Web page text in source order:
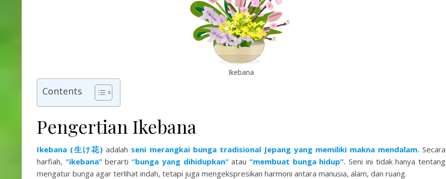
Ikebana
Contents
Pengertian Ikebana
Ikebana (生け花) adalah seni merangkai bunga tradisional Jepang yang memiliki makna mendalam. Secara
harfiah, “ikebana” berarti“bunga yang dihidupkan”atau“membuat bunga hidup”. Seni ini tidak hanya tentang
mengatur bunga agar terlihat indah, tetapi juga mengekspresikan harmoni antara manusia, alam, dan ruang.